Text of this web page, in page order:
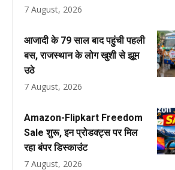
7 August, 2026
आजादी के 79 साल बाद पहुंची पहली
बस, राजस्थान के लोग खुशी से झूम
उठे
7 August, 2026
Amazon-Flipkart Freedom
Sale शुरू, इन प्रोडक्ट्स पर मिल
रहा बंपर डिस्काउंट
7 August, 2026